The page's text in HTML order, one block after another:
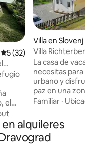
Calificación promedio: 5 de
5 (32)
el
pasa
Villa en Slovenj
Villa Richterberg
dormitorios
La casa de
necesitas para
urbano y
paz en una zona
en una colina con
calman tu
darte un capricho
sauna. La zona
Familiar ·
alquileres